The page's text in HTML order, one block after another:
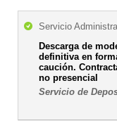
Servicio
Descarga de
definitiva en
caución.
no presencial
Servicio de